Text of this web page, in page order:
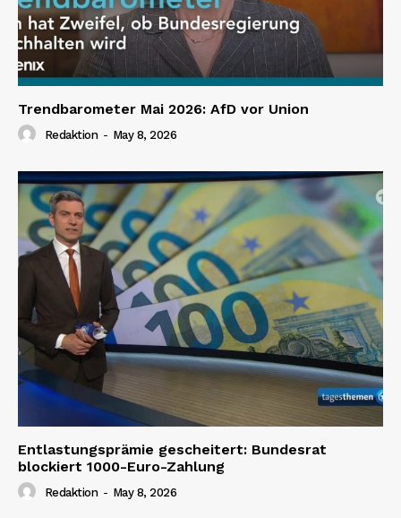
Trendbarometer Mai 2026: AfD vor Union
Redaktion - May 8, 2026
Entlastungsprämie gescheitert: Bundesrat
blockiert 1000-Euro-Zahlung
Redaktion - May 8, 2026